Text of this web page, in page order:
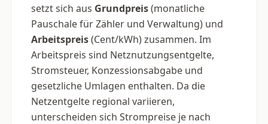
setzt sich aus Grundpreis(monatliche
Pauschale für Zähler und Verwaltung) und
Arbeitspreis(Cent/kWh) zusammen. Im
Arbeitspreis sind Netznutzungsentgelte,
Stromsteuer, Konzessionsabgabe und
gesetzliche Umlagen enthalten. Da die
Netzentgelte regional variieren,
unterscheiden sich Strompreise je nach